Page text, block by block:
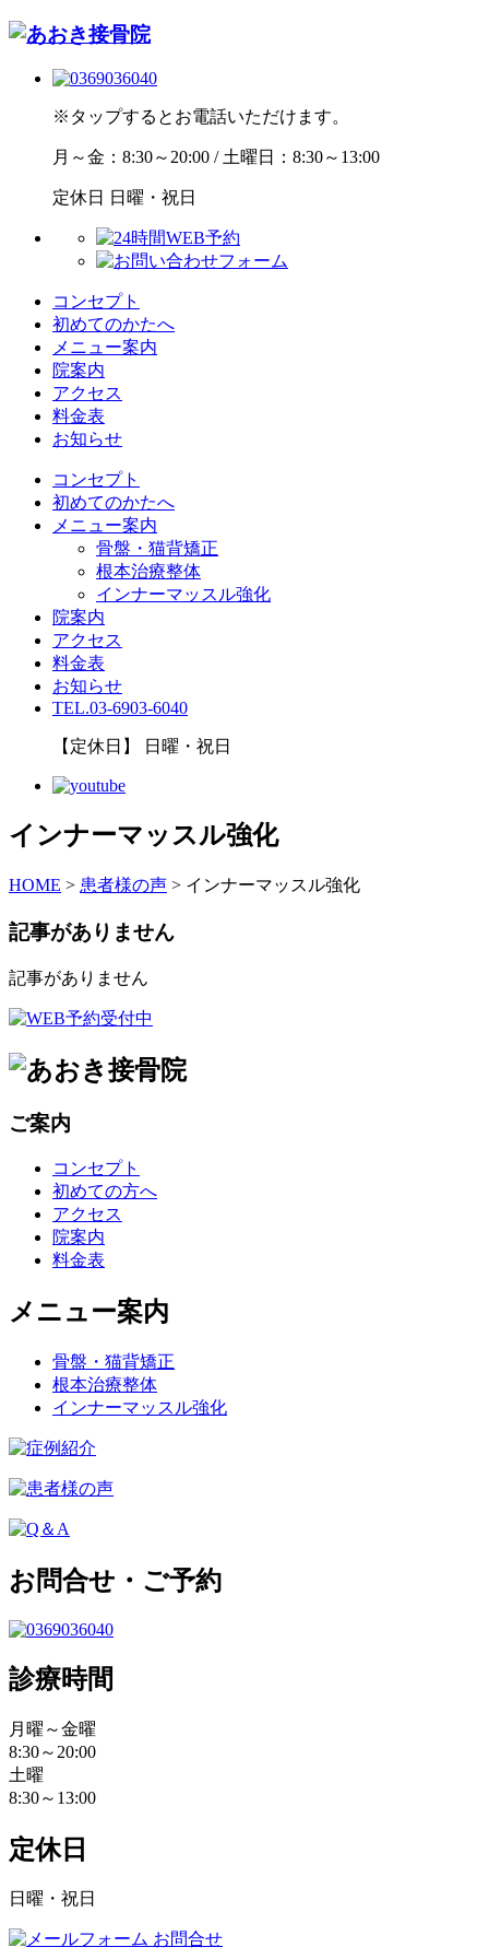
※タップするとお電話いただけます。
月～金：8:30～20:00 / 土曜日：8:30～13:00
定休日 日曜・祝日
コンセプト
初めてのかたへ
メニュー案内
院案内
アクセス
料金表
お知らせ
コンセプト
初めてのかたへ
メニュー案内
骨盤・猫背矯正
根本治療整体
インナーマッスル強化
院案内
アクセス
料金表
お知らせ
TEL.03-6903-6040
【定休日】 日曜・祝日
インナーマッスル強化
HOME > 患者様の声 > インナーマッスル強化
記事がありません
記事がありません
ご案内
コンセプト
初めての方へ
アクセス
院案内
料金表
メニュー案内
骨盤・猫背矯正
根本治療整体
インナーマッスル強化
お問合せ・ご予約
診療時間
月曜～金曜
8:30～20:00
土曜
8:30～13:00
定休日
日曜・祝日